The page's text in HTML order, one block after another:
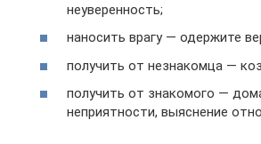
неуверенность;
наносить врагу — одержите
получить от незнакомца —
получить от знакомого —
неприятности, выяснение